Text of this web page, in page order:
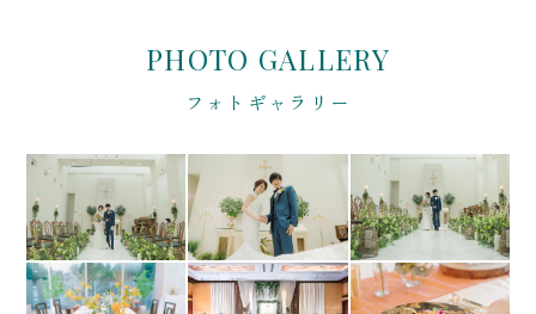
PHOTO GALLERY
フォトギャラリー